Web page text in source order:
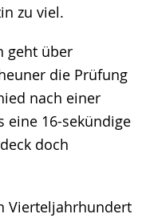
zu viel.
geht über
die Prüfung
nach einer
eine 16-sekündige
doch
Vierteljahrhundert